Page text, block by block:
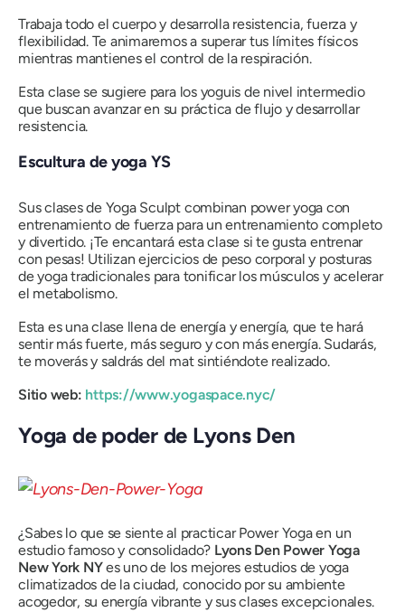
Trabaja todo el cuerpo y desarrolla resistencia, fuerza y ​​
flexibilidad. Te animaremos a superar tus límites físicos
mientras mantienes el control de la respiración.
Esta clase se sugiere para los yoguis de nivel intermedio
que buscan avanzar en su práctica de flujo y desarrollar
resistencia.
Escultura de yoga YS
Sus clases de Yoga Sculpt combinan power yoga con
entrenamiento de fuerza para un entrenamiento completo
y divertido. ¡Te encantará esta clase si te gusta entrenar
con pesas! Utilizan ejercicios de peso corporal y posturas
de yoga tradicionales para tonificar los músculos y acelerar
el metabolismo.
Esta es una clase llena de energía y energía, que te hará
sentir más fuerte, más seguro y con más energía. Sudarás,
te moverás y saldrás del mat sintiéndote realizado.
Sitio web: https://www.yogaspace.nyc/
Yoga de poder de Lyons Den
¿Sabes lo que se siente al practicar Power Yoga en un
estudio famoso y consolidado? Lyons Den Power Yoga
New York NYes uno de los mejores estudios de yoga
climatizados de la ciudad, conocido por su ambiente
acogedor, su energía vibrante y sus clases excepcionales.